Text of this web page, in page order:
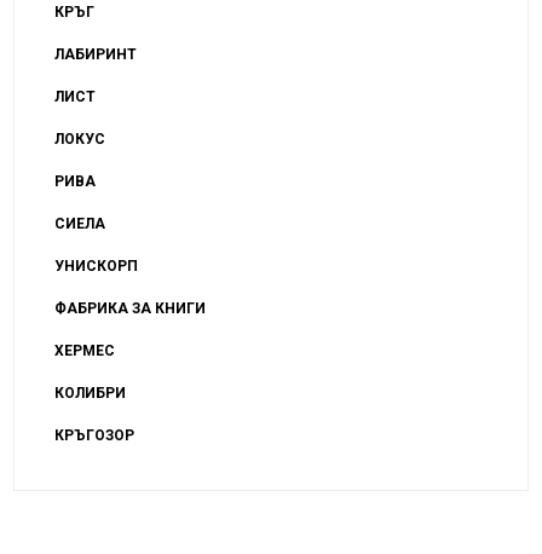
КРЪГ
ЛАБИРИНТ
ЛИСТ
ЛОКУС
РИВА
СИЕЛА
УНИСКОРП
ФАБРИКА ЗА КНИГИ
ХЕРМЕС
КОЛИБРИ
КРЪГОЗОР